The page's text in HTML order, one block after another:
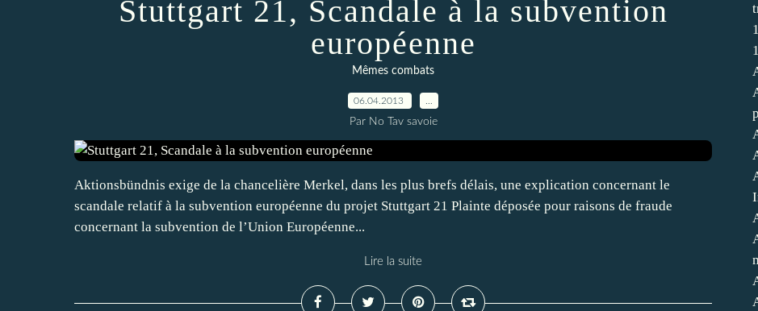
Stuttgart 21, Scandale à la subvention
européenne
Mêmes combats
06.04.2013
Par No Tav savoie
Aktionsbündnis exige de la chancelière Merkel, dans les plus brefs délais, une explication concernant le
scandale relatif à la subvention européenne du projet Stuttgart 21 Plainte déposée pour raisons de fraude
concernant la subvention de l’Union Européenne...
Lire la suite